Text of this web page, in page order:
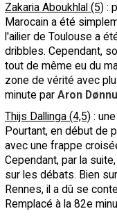
Zakaria Aboukhlal (5) :
Marocain a été
l'ailier de Toulouse a
dribbles. Cependant,
tout de même eu du
zone de vérité avec
minute par Aron
Thijs Dallinga (4,5) :
Pourtant, en début de
avec une frappe
Cependant, par la
sur les débats. Bien
Rennes, il a dû se
Remplacé à la 82e